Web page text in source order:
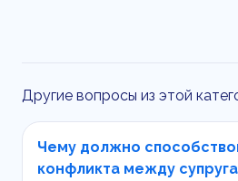
Другие вопросы из этой
Чему должно
конфликта между